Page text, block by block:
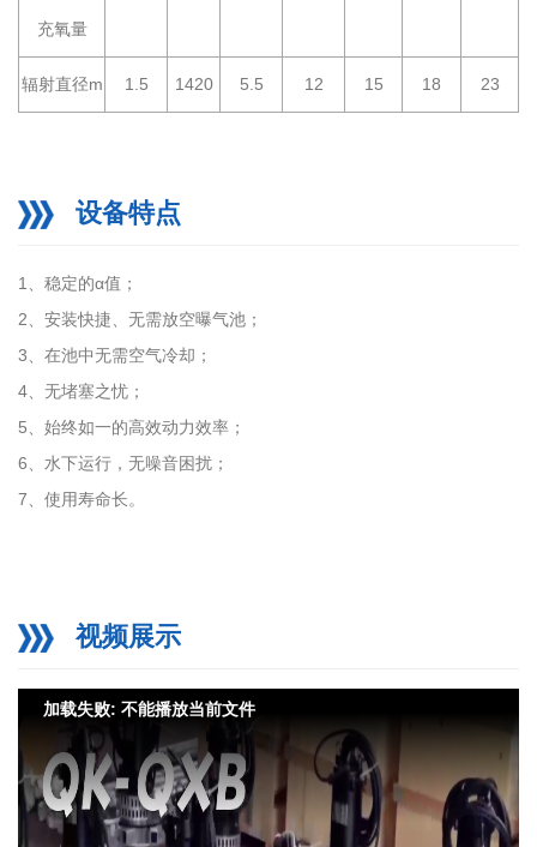
充氧量
辐射直径m 1.5 1420 5.5 12 15 18 23
设备特点
1、稳定的α值；
2、安装快捷、无需放空曝气池；
3、在池中无需空气冷却；
4、无堵塞之忧；
5、始终如一的高效动力效率；
6、水下运行，无噪音困扰；
7、使用寿命长。
视频展示
加载失败: 不能播放当前文件